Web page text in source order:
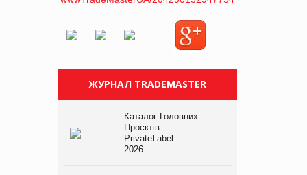
ЖУРНАЛ TRADEMASTER
Каталог Головних
Проєктів
PrivateLabel –
2026